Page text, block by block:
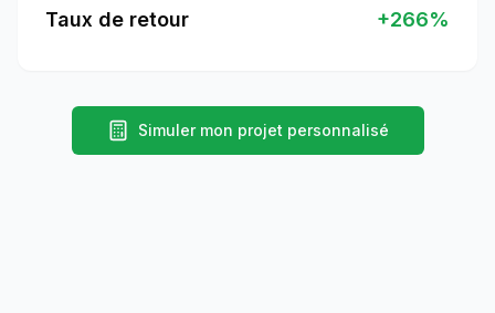
Taux de retour +266%
Simuler mon projet personnalisé